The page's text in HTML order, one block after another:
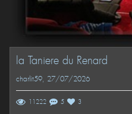
la Taniere du Renard
charlit59, 27/07/2026
11222 5 3